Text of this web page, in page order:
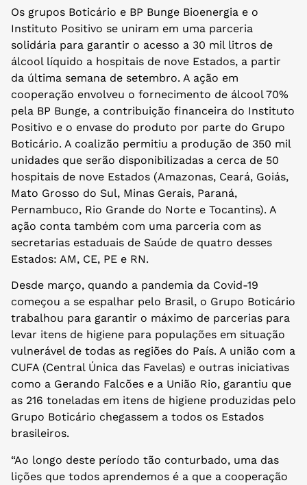
Os grupos Boticário e BP Bunge Bioenergia e o
Instituto Positivo se uniram em uma parceria
solidária para garantir o acesso a 30 mil litros de
álcool líquido a hospitais de nove Estados, a partir
da última semana de setembro. A ação em
cooperação envolveu o fornecimento de álcool 70%
pela BP Bunge, a contribuição financeira do Instituto
Positivo e o envase do produto por parte do Grupo
Boticário. A coalizão permitiu a produção de 350 mil
unidades que serão disponibilizadas a cerca de 50
hospitais de nove Estados (Amazonas, Ceará, Goiás,
Mato Grosso do Sul, Minas Gerais, Paraná,
Pernambuco, Rio Grande do Norte e Tocantins). A
ação conta também com uma parceria com as
secretarias estaduais de Saúde de quatro desses
Estados: AM, CE, PE e RN.
Desde março, quando a pandemia da Covid-19
começou a se espalhar pelo Brasil, o Grupo Boticário
trabalhou para garantir o máximo de parcerias para
levar itens de higiene para populações em situação
vulnerável de todas as regiões do País. A união com a
CUFA (Central Única das Favelas) e outras iniciativas
como a Gerando Falcões e a União Rio, garantiu que
as 216 toneladas em itens de higiene produzidas pelo
Grupo Boticário chegassem a todos os Estados
brasileiros.
“Ao longo deste período tão conturbado, uma das
lições que todos aprendemos é a que a cooperação